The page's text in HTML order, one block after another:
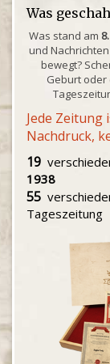
Was
Was stand am
und
bewegt?
Geburt oder
Jede Zeitung
Nachdruck,
19
1938
55
Tageszeitung